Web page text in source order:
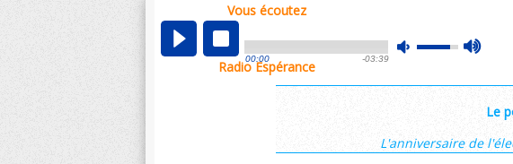
Vous écoutez
mute
max
00:00 -03:39
Radio Espérance
Le
L'anniversaire de
00:07
01:00 Ecole du dimanche • Augustin par Henry
01:30 Audience du Pape
19e semaine du
Les conférences de la Famille Missionnaire
Nouveau Testament • Lettre aux Galates et